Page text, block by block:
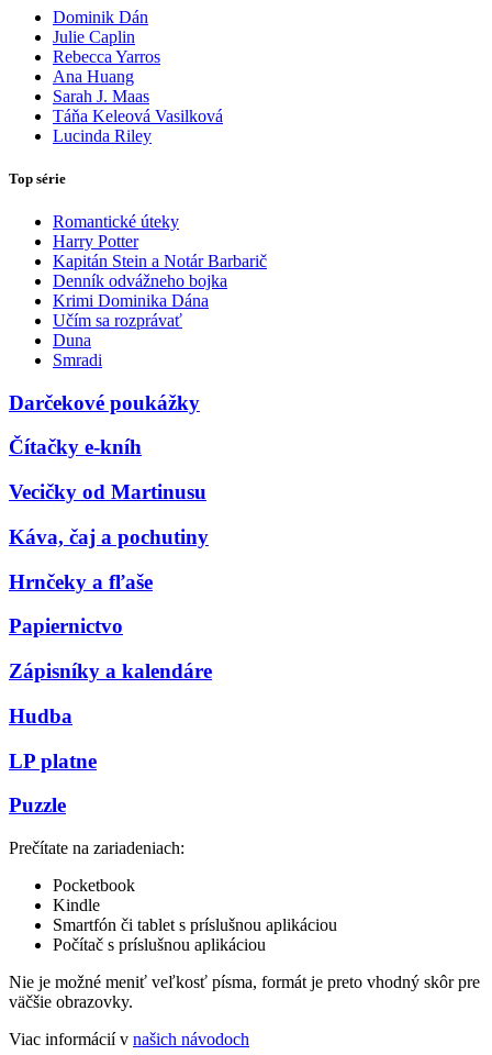
Dominik Dán
Julie Caplin
Rebecca Yarros
Ana Huang
Sarah J. Maas
Táňa Keleová Vasilková
Lucinda Riley
Top série
Romantické úteky
Harry Potter
Kapitán Stein a Notár Barbarič
Denník odvážneho bojka
Krimi Dominika Dána
Učím sa rozprávať
Duna
Smradi
Darčekové poukážky
Čítačky e-kníh
Vecičky od Martinusu
Káva, čaj a pochutiny
Hrnčeky a fľaše
Papiernictvo
Zápisníky a kalendáre
Hudba
LP platne
Puzzle
Prečítate na zariadeniach:
Pocketbook
Kindle
Smartfón či tablet s príslušnou aplikáciou
Počítač s príslušnou aplikáciou
Nie je možné meniť veľkosť písma, formát je preto vhodný skôr pre
väčšie obrazovky.
Viac informácií v našich návodoch